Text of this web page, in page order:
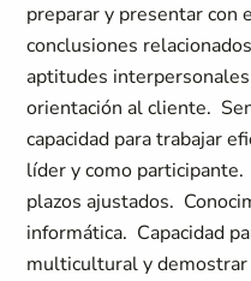
preparar y presentar con
conclusiones
aptitudes
orientación al cliente.
capacidad para trabajar
líder y como
plazos ajustados.
informática. Capacidad
multicultural y